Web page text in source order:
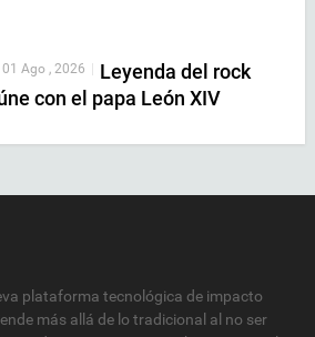
01 Ago , 2026
Leyenda del rock
con el papa León XIV
plataforma tecnológica de impacto
más allá de lo tradicional al no ser